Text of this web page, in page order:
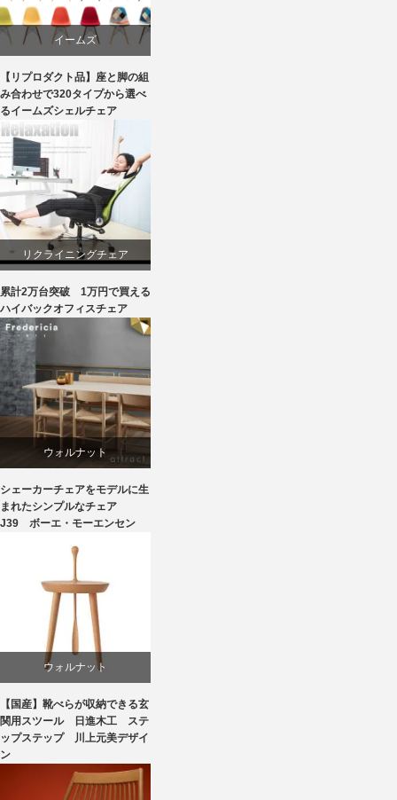
イームズ
ダイニング
ライフスタイル
ワークチェア
椅子
【リプロダクト品】座と脚の組
み合わせで320タイプから選べ
るイームズシェルチェア
リクライニングチェア
ワークチェア
累計2万台突破 1万円で買える
ハイバックオフィスチェア
ウォルナット
オーク
ダイニング
ボーエ・モーエンセン
シェーカーチェアをモデルに生
まれたシンプルなチェア
J39 ボーエ・モーエンセン
ウォルナット
スツール
国産
【国産】靴べらが収納できる玄
関用スツール 日進木工 ステ
ップステップ 川上元美デザイ
ン